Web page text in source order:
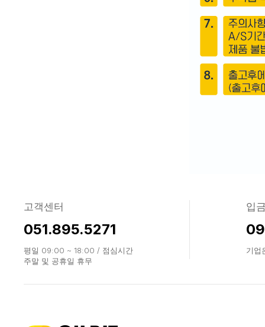
고객센터
051.895.5271
평일 09:00 ~ 18:00 / 점심시간
주말 및 공휴일 휴무
입
기업